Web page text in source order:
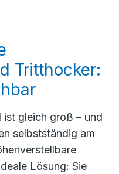
Tritthocker:
ist gleich groß – und
selbstständig am
Lösung: Sie